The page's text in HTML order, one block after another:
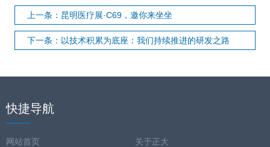
上一条：昆明医疗展·C69，邀你来坐坐
下一条：以技术积累为底座：我们持续推进的研发之路
快捷导航
网站首页 关于正大